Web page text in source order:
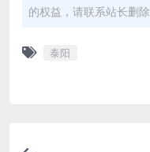
的权益，请联系站长删
泰阳